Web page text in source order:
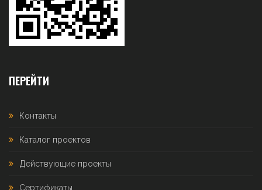
ПЕРЕЙТИ
Контакты
Каталог проектов
Действующие проекты
Сертификаты